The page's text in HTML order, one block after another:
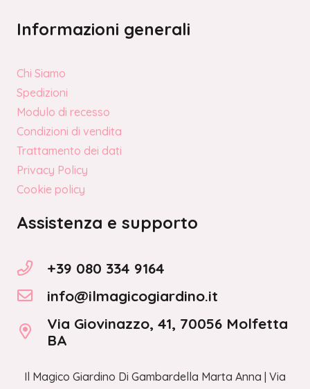
Informazioni generali
Chi Siamo
Spedizioni
Modulo di recesso
Condizioni di vendita
Trattamento dei dati
Privacy Policy
Cookie policy
Assistenza e supporto
+39 080 334 9164
info@ilmagicogiardino.it
Via Giovinazzo, 41, 70056 Molfetta
BA
Il Magico Giardino Di Gambardella Marta Anna | Via